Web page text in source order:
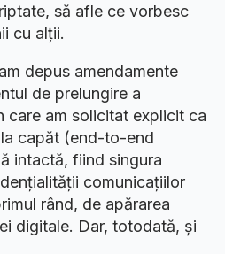
să afle ce vorbesc
cu alții.
depus amendamente
de prelungire a
care am solicitat explicit ca
capăt (end-to-end
intactă, fiind singura
comunicațiilor
rând, de apărarea
digitale. Dar, totodată, și